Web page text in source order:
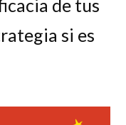
de tus
si es